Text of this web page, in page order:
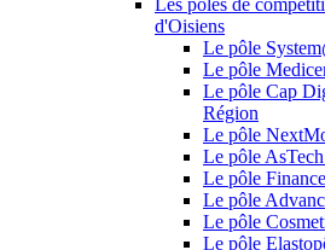
Les pôles de
d'Oisiens
Le pôle
Le pôle
Le pôle Cap
Région
Le pôle
Le pôle
Le pôle
Le pôle
Le pôle
Le pôle